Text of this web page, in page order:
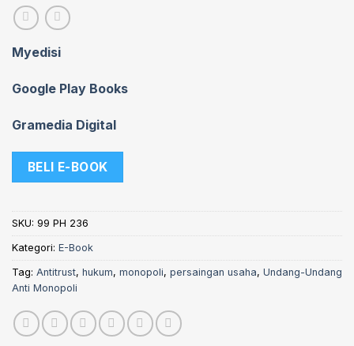
Myedisi
Google Play Books
Gramedia Digital
BELI E-BOOK
SKU: 99 PH 236
Kategori: E-Book
Tag: Antitrust, hukum, monopoli, persaingan usaha, Undang-Undang
Anti Monopoli